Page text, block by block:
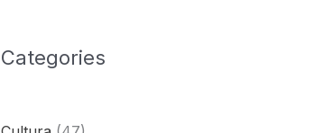
Categories